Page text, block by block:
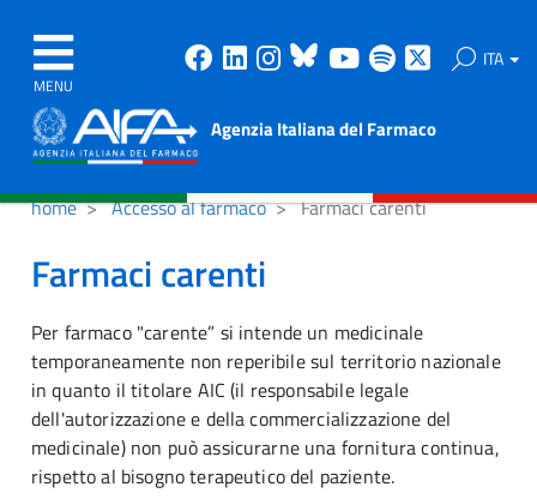
MENU
Facebook
Linkedin
Instagram
Bluesky
Youtube
Spotify ITA
Agenzia Italiana del Farmaco
home Accesso al farmaco Farmaci carenti
Farmaci carenti
Per farmaco "carente” si intende un medicinale
temporaneamente non reperibile sul territorio nazionale
in quanto il titolare AIC (il responsabile legale
dell'autorizzazione e della commercializzazione del
medicinale) non può assicurarne una fornitura continua,
rispetto al bisogno terapeutico del paziente.